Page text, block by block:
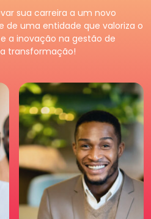
sua carreira a um novo
de uma entidade que valoriza o
a inovação na gestão de
transformação!
Pessoa
Fortaleça o seu negócio e
faça parte da maior
comunidade de Recursos
Humanos. Conheças os